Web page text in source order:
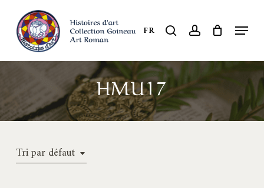
main
content
FR search account Menu
HMU17
Tri par défaut
Close